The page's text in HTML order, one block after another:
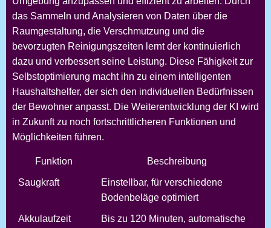
das Sammeln und Analysieren von Daten über die
Raumgestaltung, die Verschmutzung und die
bevorzugten Reinigungszeiten lernt der kontinuierlich
dazu und verbessert seine Leistung. Diese Fähigkeit zur
Selbstoptimierung macht ihn zu einem intelligenten
Haushaltshelfer, der sich den individuellen Bedürfnissen
der Bewohner anpasst. Die Weiterentwicklung der KI wird
in Zukunft zu noch fortschrittlicheren Funktionen und
Möglichkeiten führen.
Funktion Beschreibung
Saugkraft
Einstellbar, für verschiedene
Bodenbeläge optimiert
Akkulaufzeit
Bis zu 120 Minuten, automatische